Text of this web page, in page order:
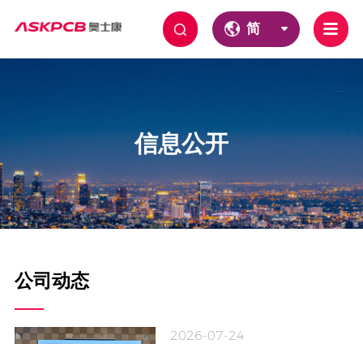
简
信息公开
公司动态
2026-07-24